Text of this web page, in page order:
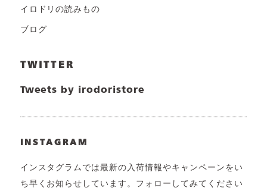
イロドリの読みもの
ブログ
TWITTER
Tweets by irodoristore
INSTAGRAM
インスタグラムでは最新の入荷情報やキャンペーンをい
ち早くお知らせしています。フォローしてみてください